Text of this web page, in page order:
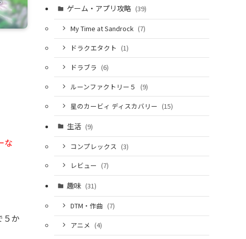
な
５か
ゲーム・アプリ攻略 (39)
My Time at Sandrock (7)
ドラクエタクト (1)
ドラブラ (6)
ルーンファクトリー５ (9)
星のカービィ ディスカバリー (15)
生活 (9)
コンプレックス (3)
レビュー (7)
趣味 (31)
DTM・作曲 (7)
アニメ (4)